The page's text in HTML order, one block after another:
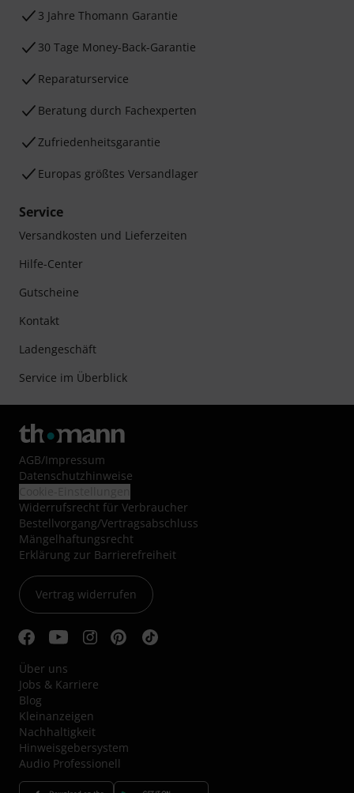
3 Jahre Thomann Garantie
30 Tage Money-Back-Garantie
Reparaturservice
Beratung durch Fachexperten
Zufriedenheitsgarantie
Europas größtes Versandlager
Service
Versandkosten und Lieferzeiten
Hilfe-Center
Gutscheine
Kontakt
Ladengeschäft
Service im Überblick
AGB/Impressum
Datenschutzhinweise
Widerrufsrecht für Verbraucher
Bestellvorgang/Vertragsabschluss
Mängelhaftungsrecht
Erklärung zur Barrierefreiheit
Vertrag widerrufen
Über uns
Jobs & Karriere
Blog
Kleinanzeigen
Nachhaltigkeit
Hinweisgebersystem
Audio Professionell